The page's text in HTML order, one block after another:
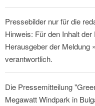
Pressebilder nur für die
Hinweis: Für den Inhalt
Herausgeber der Meldung
verantwortlich.
Die Pressemitteilung
Megawatt Windpark in